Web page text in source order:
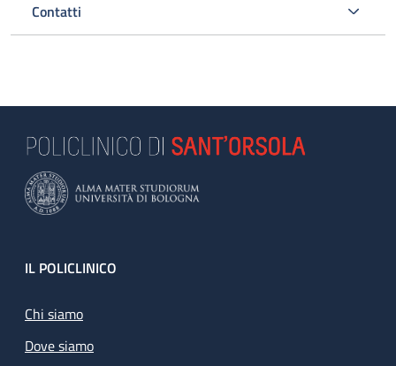
Contatti
Footer
IL POLICLINICO
Chi siamo
Dove siamo